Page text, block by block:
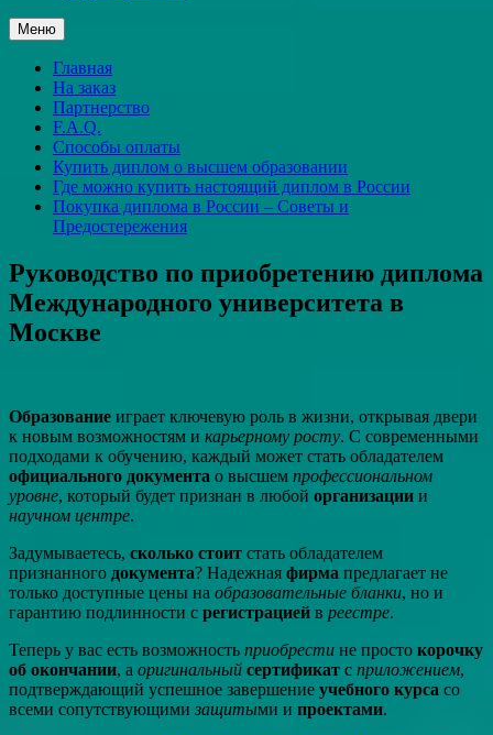
Меню
Главная
На заказ
Партнерство
F.A.Q.
Способы оплаты
Купить диплом о высшем образовании
Где можно купить настоящий диплом в России
Покупка диплома в России – Советы и
Предостережения
Руководство по приобретению диплома
Международного университета в
Москве
Образование играет ключевую роль в жизни, открывая двери
к новым возможностям и карьерному росту. С современными
подходами к обучению, каждый может стать обладателем
официального документа о высшем профессиональном
уровне, который будет признан в любой организации и
научном центре.
Задумываетесь, сколько стоит стать обладателем
признанного документа? Надежная фирма предлагает не
только доступные цены на образовательные бланки, но и
гарантию подлинности с регистрацией в реестре.
Теперь у вас есть возможность приобрести не просто корочку
об окончании, а оригинальный сертификат с приложением,
подтверждающий успешное завершение учебного курса со
всеми сопутствующими защитыми и проектами.